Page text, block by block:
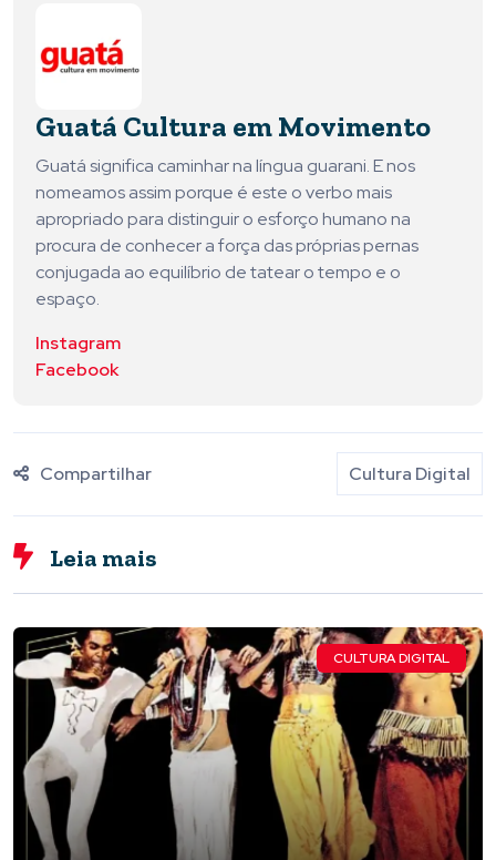
Guatá Cultura em Movimento
Guatá significa caminhar na língua guarani. E nos
nomeamos assim porque é este o verbo mais
apropriado para distinguir o esforço humano na
procura de conhecer a força das próprias pernas
conjugada ao equilíbrio de tatear o tempo e o
espaço.
Instagram
Facebook
Compartilhar Cultura Digital
Leia mais
CULTURA DIGITAL